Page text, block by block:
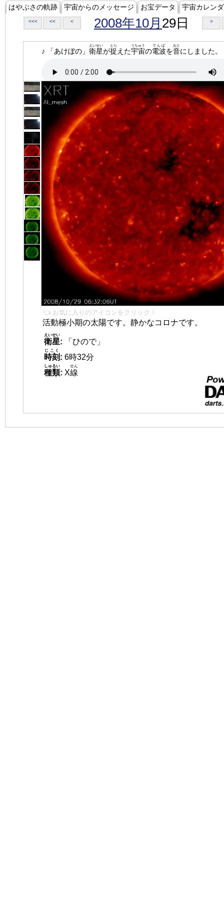
はやぶさの軌跡 宇宙からのメッセージ お宝データ 宇宙カレン
<<< << < 2008年10月 29日 >
♪ 「あけぼの」 衛星
えいせい
が捉
とら
えた宇宙
うちゅう
の電波
でんぱ
を音
おと
にしました。
👈 お気に入りのアイコンをクリック！
活動極小期の太陽です。静かなコロナです。
衛星
えいせい
:
「ひので」
時刻
じこく
: 6時32分
種類
しゅるい
: X線
せん